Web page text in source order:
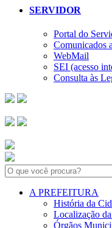
SERVIDOR
Portal do
Comunicados
WebMail
SEI (acesso
Consulta às
Search:
A PREFEITURA
História da
Localização
Órgãos